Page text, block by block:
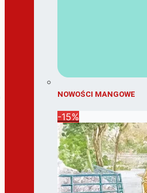
NOWOŚCI MANGOWE
-15%